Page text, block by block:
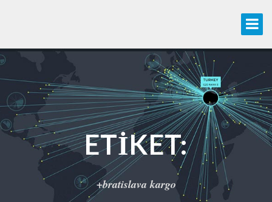
ETIKET:
+bratislava kargo